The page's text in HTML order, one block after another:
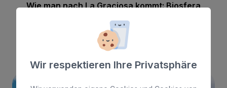
Wie man nach La Graciosa kommt: Biosfera
Mehr lesen
Wir respektieren Ihre Privatsphäre